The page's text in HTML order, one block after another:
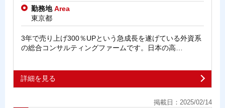
勤務地Area
東京都
3年で売り上げ300％UPという急成長を遂げている外資系
の総合コンサルティングファームです。日本の高…
詳細を見る
掲載日：2025/02/14